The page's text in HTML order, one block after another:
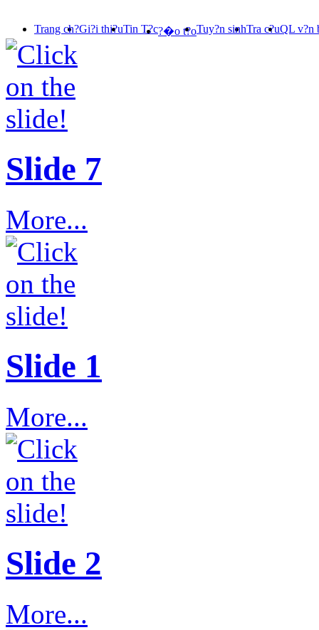
Trang ch?Gi?i thi?uTin T?c?�o t?oTuy?n sinhTra c?uQL v?n
Slide 7
More...
Slide 1
More...
Slide 2
More...